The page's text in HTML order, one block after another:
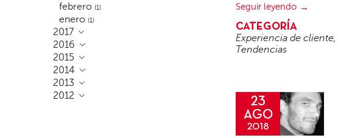
Seguir leyendo
CATEGORÍA
Experiencia de cliente,
Tendencias
23
AGO
2018
febrero (1)
enero (1)
2017
2016
2015
2014
2013
2012